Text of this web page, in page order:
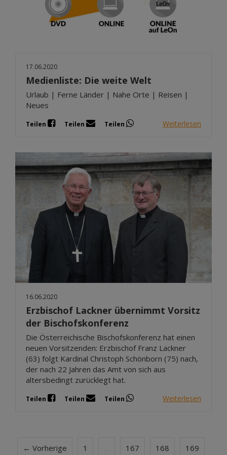
17.06.2020
Medienliste: Die weite Welt
Urlaub | Ferne Länder | Nahe Orte | Reisen |
Neues
Teilen Teilen Teilen Weiterlesen
16.06.2020
Erzbischof Lackner übernimmt Vorsitz
der Bischofskonferenz
Die Österreichische Bischofskonferenz hat einen
neuen Vorsitzenden: Erzbischof Franz Lackner
(63) folgt Kardinal Christoph Schönborn (75) nach,
der nach 22 Jahren das Amt von sich aus
altersbedingt zurücklegt hat.
Teilen Teilen Teilen Weiterlesen
← Vorherige 1 167 168 169